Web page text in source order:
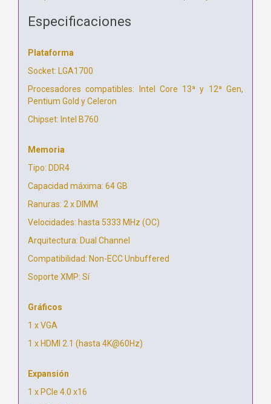
Especificaciones
Plataforma
Socket: LGA1700
Procesadores compatibles: Intel Core 13ª y 12ª Gen,
Pentium Gold y Celeron
Chipset: Intel B760
Memoria
Tipo: DDR4
Capacidad máxima: 64 GB
Ranuras: 2 x DIMM
Velocidades: hasta 5333 MHz (OC)
Arquitectura: Dual Channel
Compatibilidad: Non-ECC Unbuffered
Soporte XMP: Sí
Gráficos
1 x VGA
1 x HDMI 2.1 (hasta 4K@60Hz)
Expansión
1 x PCIe 4.0 x16